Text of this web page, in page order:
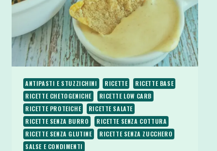
ANTIPASTI E STUZZICHINI RICETTE
RICETTE BASE
RICETTE CHETOGENICHE
RICETTE LOW CARB
RICETTE PROTEICHE
RICETTE SALATE
RICETTE SENZA BURRO
RICETTE SENZA COTTURA
RICETTE SENZA GLUTINE
RICETTE SENZA ZUCCHERO
SALSE E CONDIMENTI